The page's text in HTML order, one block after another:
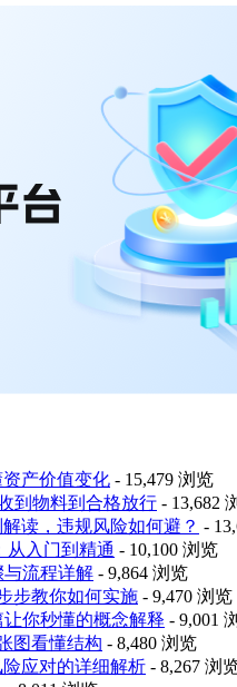
产价值变化 - 15,479 浏览
到物料到合格放行 - 13,682
读，违规风险如何避？ -
从入门到精通 - 10,100 浏览
流程详解 - 9,864 浏览
步教你如何实施 - 9,470 浏览
你秒懂的概念解释 - 9,001
图看懂结构 - 8,480 浏览
应对的详细解析 - 8,267 浏